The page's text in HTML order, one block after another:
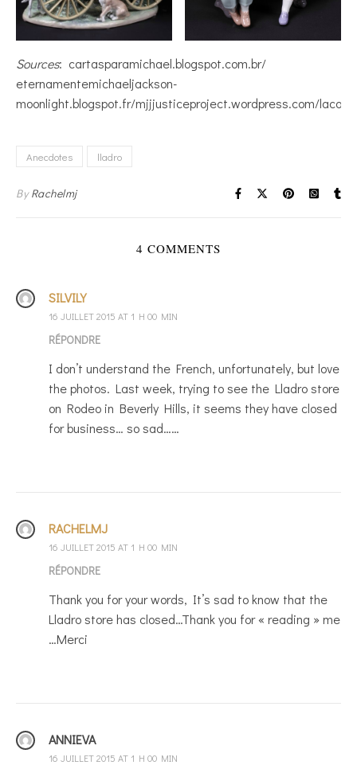
Sources: cartasparamichael.blogspot.com.br/
eternamentemichaeljackson-
moonlight.blogspot.fr/mjjjusticeproject.wordpress.com/
Anecdotes lladro
ByRachelmj
4 COMMENTS
SILVILY
16 JUILLET 2015 AT 1 H 00 MIN
RÉPONDRE
I don’t understand the French, unfortunately, but love
the photos. Last week, trying to see the Lladro store
on Rodeo in Beverly Hills, it seems they have closed
for business… so sad……
RACHELMJ
16 JUILLET 2015 AT 1 H 00 MIN
RÉPONDRE
Thank you for your words, It’s sad to know that the
Lladro store has closed…Thank you for « reading » me
…Merci
ANNIEVA
16 JUILLET 2015 AT 1 H 00 MIN